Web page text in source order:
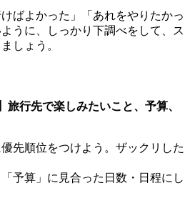
ばよかった」「あれをやりたかっ
うに、しっかり下調べをして、ス
しょう。
旅行先で楽しみたいこと、予算、
先順位をつけよう。ザックリした
予算」に見合った日数・日程にし